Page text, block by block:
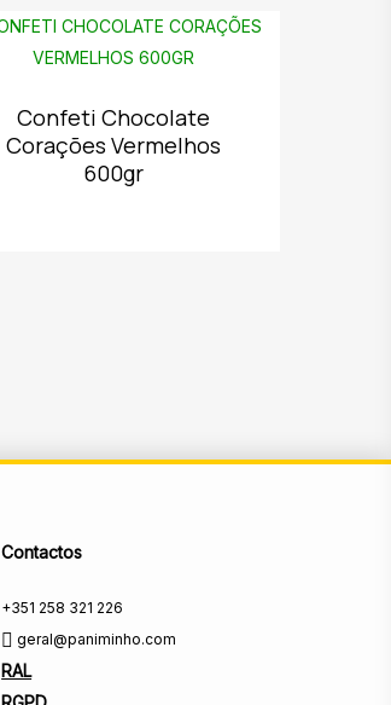
Confeti Chocolate
Corações Vermelhos
600gr
Contactos
+351 258 321 226
geral@paniminho.com
RAL